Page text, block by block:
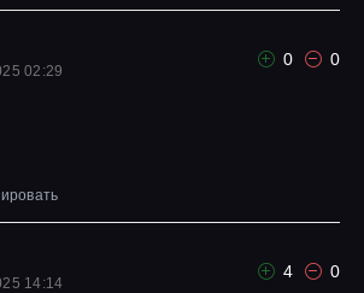
02:29
0 0
14:14
4 0